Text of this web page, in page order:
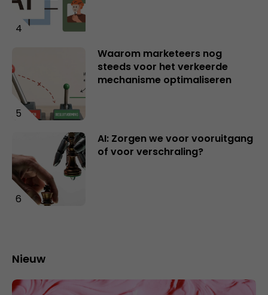
4
5
Waarom marketeers nog
steeds voor het verkeerde
mechanisme optimaliseren
6
AI: Zorgen we voor vooruitgang
of voor verschraling?
Nieuw